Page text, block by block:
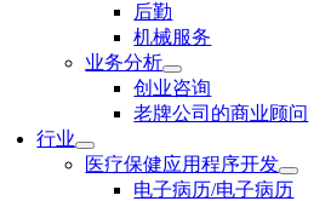
后勤
机械服务
业务分析
创业咨询
老牌公司的商业顾问
行业
医疗保健应用程序开发
电子病历/电子病历